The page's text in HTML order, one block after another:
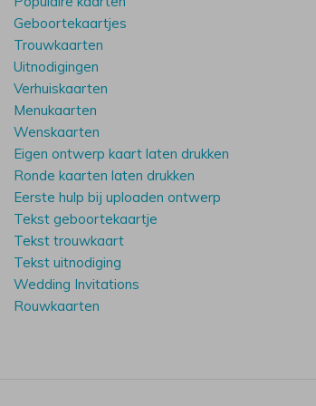
Geboortekaartjes
Trouwkaarten
Uitnodigingen
Verhuiskaarten
Menukaarten
Wenskaarten
Eigen ontwerp kaart laten drukken
Ronde kaarten laten drukken
Eerste hulp bij uploaden ontwerp
Tekst geboortekaartje
Tekst trouwkaart
Tekst uitnodiging
Wedding Invitations
Rouwkaarten